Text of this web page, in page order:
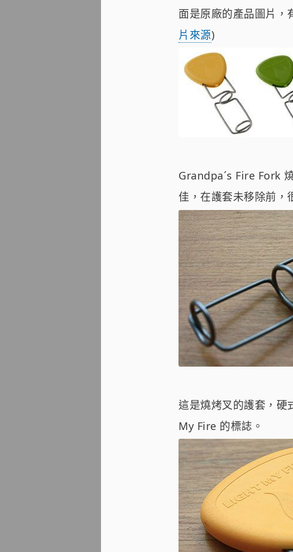
面是原廠的產品圖片，
片來源)
Grandpa´s Fire Fork
佳，在護套未移除前，
這是燒烤叉的護套，硬
My Fire 的標誌。